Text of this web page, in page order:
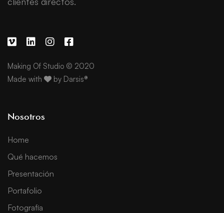
Making Of Studio © 2020
Made with
by Darsis®
Nosotros
Home
Qué hacemos
Presentación
Portafolio
Fotografía